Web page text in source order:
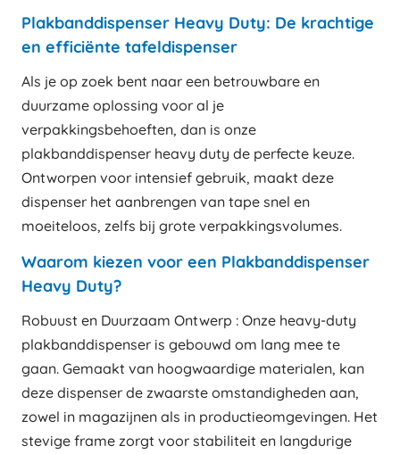
Plakbanddispenser Heavy Duty: De krachtige
en efficiënte tafeldispenser
Als je op zoek bent naar een betrouwbare en
duurzame oplossing voor al je
verpakkingsbehoeften, dan is onze
plakbanddispenser heavy duty de perfecte keuze.
Ontworpen voor intensief gebruik, maakt deze
dispenser het aanbrengen van tape snel en
moeiteloos, zelfs bij grote verpakkingsvolumes.
Waarom kiezen voor een Plakbanddispenser
Heavy Duty?
Robuust en Duurzaam Ontwerp : Onze heavy-duty
plakbanddispenser is gebouwd om lang mee te
gaan. Gemaakt van hoogwaardige materialen, kan
deze dispenser de zwaarste omstandigheden aan,
zowel in magazijnen als in productieomgevingen. Het
stevige frame zorgt voor stabiliteit en langdurige